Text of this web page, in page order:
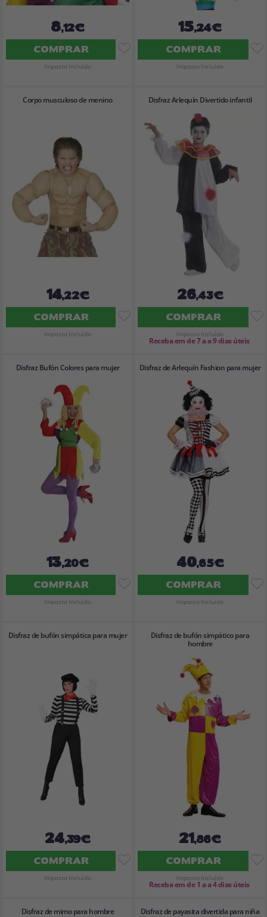
8,12€
COMPRAR
Imposto Incluído
15,24€
COMPRAR
Imposto Incluído
Corpo musculoso de menino
14,22€
COMPRAR
Imposto Incluído
Disfraz Arlequín Divertido infantil
26,43€
COMPRAR
Imposto Incluído
Receba em de 7 a a 9 dias úteis
Disfraz Bufón Colores para mujer
13,20€
COMPRAR
Imposto Incluído
Disfraz de Arlequín Fashion para mujer
40,65€
COMPRAR
Imposto Incluído
Disfraz de bufón simpática para mujer
24,39€
COMPRAR
Imposto Incluído
Disfraz de bufón simpático para
hombre
21,86€
COMPRAR
Imposto Incluído
Receba em de 1 a a 4 dias úteis
Disfraz de mimo para hombre Disfraz de payasita divertida para niña